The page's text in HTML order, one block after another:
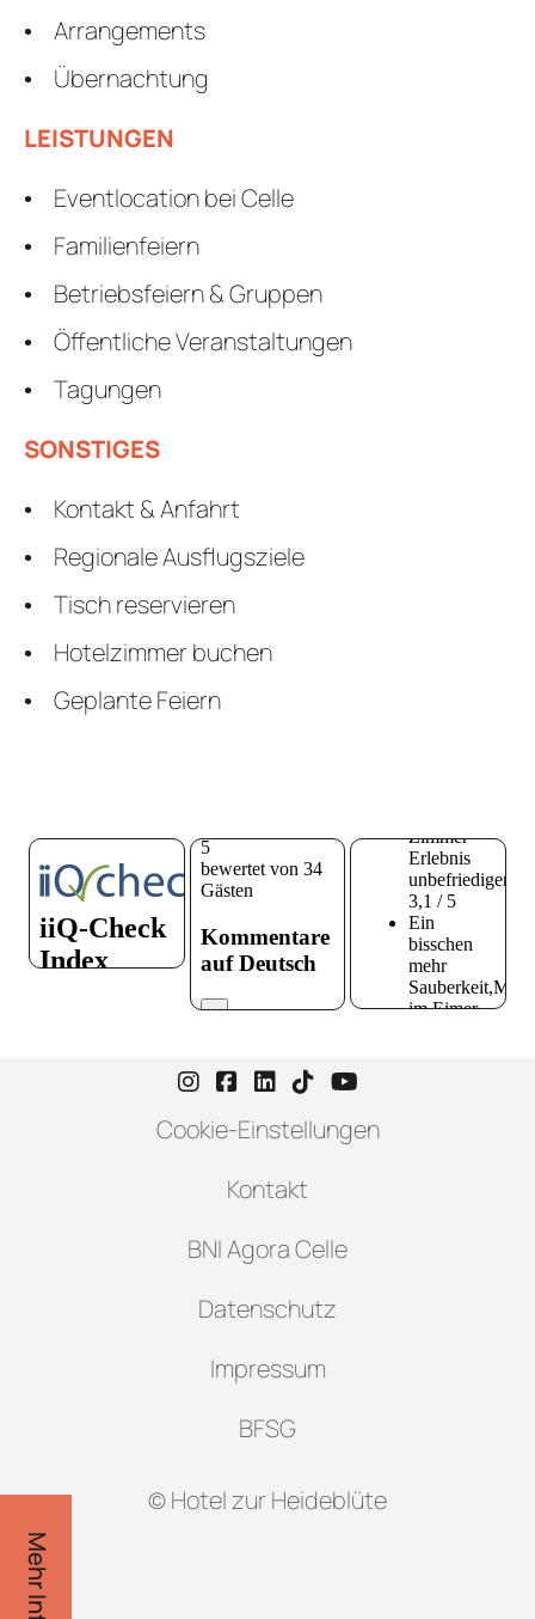
Mehr Infos
Arrangements
Übernachtung
LEISTUNGEN
Eventlocation bei Celle
Familienfeiern
Betriebsfeiern & Gruppen
Öffentliche Veranstaltungen
Tagungen
SONSTIGES
Kontakt & Anfahrt
Regionale Ausflugsziele
Tisch reservieren
Hotelzimmer buchen
Geplante Feiern
© Hotel zur Heideblüte
Cookie-Einstellungen
Kontakt
BNI Agora Celle
Datenschutz
Impressum
BFSG
Instagram-Seite von Hotel zur
Facebook-Seite von Hotel
LinkedIn-Seite von
TikTok-Seite von
YouTube-Seite